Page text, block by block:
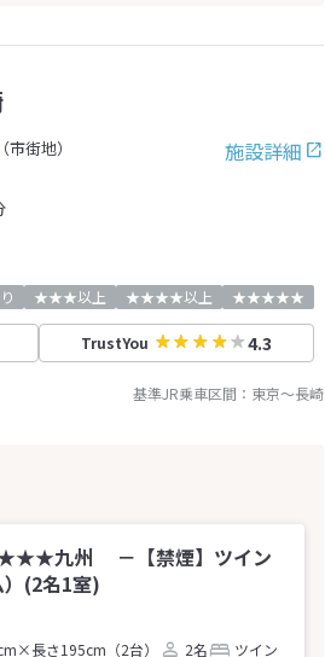
施設詳細
市街地）
★★★以上 ★★★★以上 ★★★★★
TrustYou 4.3
基準JR乗車区間： 東京～長崎
★★★九州 －【禁煙】ツイン
）(2名1室)
長さ195cm（2台） 2名
ツイン